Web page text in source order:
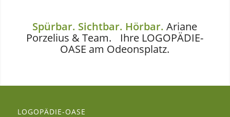
Spürbar. Sichtbar. Hörbar. Ariane
Porzelius &Team. Ihre LOGOPÄDIE-
OASE am Odeonsplatz.
LOGOPÄDIE-OASE